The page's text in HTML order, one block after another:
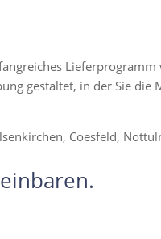
gestaltet, in der Sie die
Coesfeld,